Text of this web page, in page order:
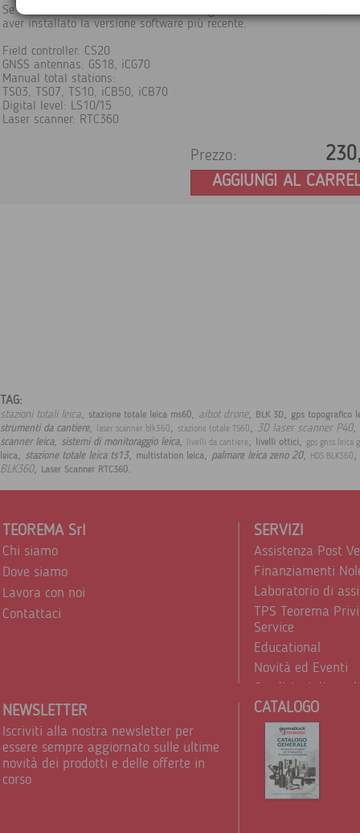
Se la batteria è destinata ad uno dei seguenti strumenti Leica,
aver installato la versione software più recente.
Field controller: CS20
GNSS antennas: GS18, iCG70
Manual total stations:
TS03, TS07, TS10, iCB50, iCB70
Digital level: LS10/15
Laser scanner: RTC360
Prezzo:
AGGIUNGI AL
TAG:
stazioni totali leica, stazione totale leica ms60, aibot drone, BLK 3D, gps topografico
strumenti da cantiere, laser scanner blk360, stazione totale TS60, 3D laser scanner P40,
scanner leica, sistemi di monitoraggio leica, livelli da cantiere, livelli ottici, gps gnss leica
leica, stazione totale leica ts13, multistation leica, palmare leica zeno 20, HDS BLK360,
BLK360, Laser Scanner RTC360.
TEOREMA Srl
Chi siamo
Dove siamo
Lavora con noi
Contattaci
SERVIZI
Assistenza Post
Finanziamenti
Laboratorio di
TPS Teorema
Service
Educational
Novità ed Eventi
Condizioni di
Trattamento dei
NEWSLETTER
Iscriviti alla nostra newsletter per
essere sempre aggiornato sulle ultime
novità dei prodotti e delle offerte in
corso
CATALOGO